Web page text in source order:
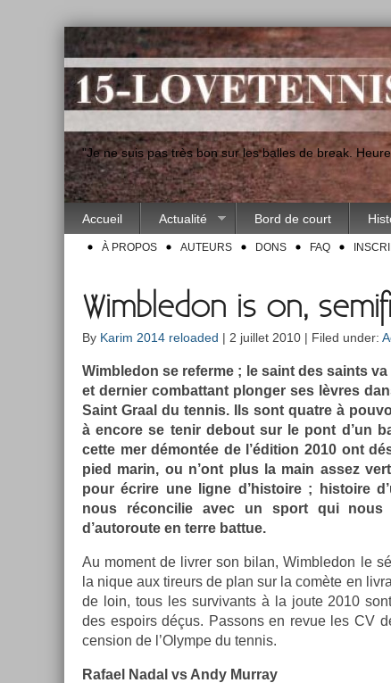
"Je ne suis pas très bon sur les balles de break.
Accueil Actualité Bord de court
À PROPOS AUTEURS DONS FAQ
Wimbledon is on,
By Karim 2014 reloaded | 2 juillet 2010 | Filed under:
Wimbledon se re­fer­me ; le saint des saints
et de­rni­er com­bat­tant plong­er ses lèvres
Saint Graal du ten­nis. Ils sont quat­re à
à en­core se tenir de­bout sur le pont d’un
cette mer démontée de l’édi­tion 2010 ont
pied marin, ou n’ont plus la main assez
pour écrire une ligne d’his­toire ; his­toire
nous récon­cilie avec un sport qui nous
d’autoroute en terre bat­tue.
Au mo­ment de li­vr­er son bilan, Wimbledon le
la nique aux tireurs de plan sur la comète en
de loin, tous les sur­vivants à la joute 2010
des es­poirs déçus. Pas­sons en revue les CV
cens­ion de l’Olym­pe du ten­nis.
Rafael Nadal vs Andy Mur­ray